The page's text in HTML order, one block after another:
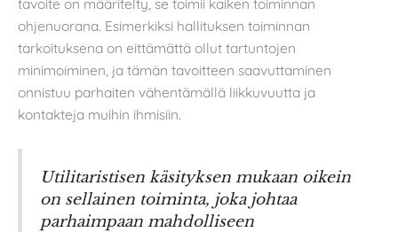
tavoite on määritelty, se toimii kaiken toiminnan
ohjenuorana. Esimerkiksi hallituksen toiminnan
tarkoituksena on eittämättä ollut tartuntojen
minimoiminen, ja tämän tavoitteen saavuttaminen
onnistuu parhaiten vähentämällä liikkuvuutta ja
kontakteja muihin ihmisiin.
Utilitaristisen käsityksen mukaan oikein
on sellainen toiminta, joka johtaa
parhaimpaan mahdolliseen